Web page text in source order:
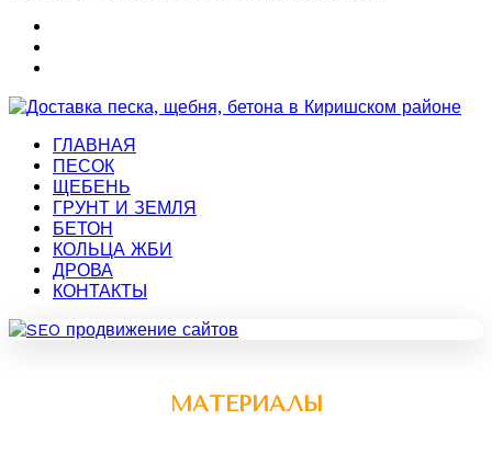
ГЛАВНАЯ
ПЕСОК
ЩЕБЕНЬ
ГРУНТ И ЗЕМЛЯ
БЕТОН
КОЛЬЦА ЖБИ
ДРОВА
КОНТАКТЫ
МАТЕРИАЛЫ